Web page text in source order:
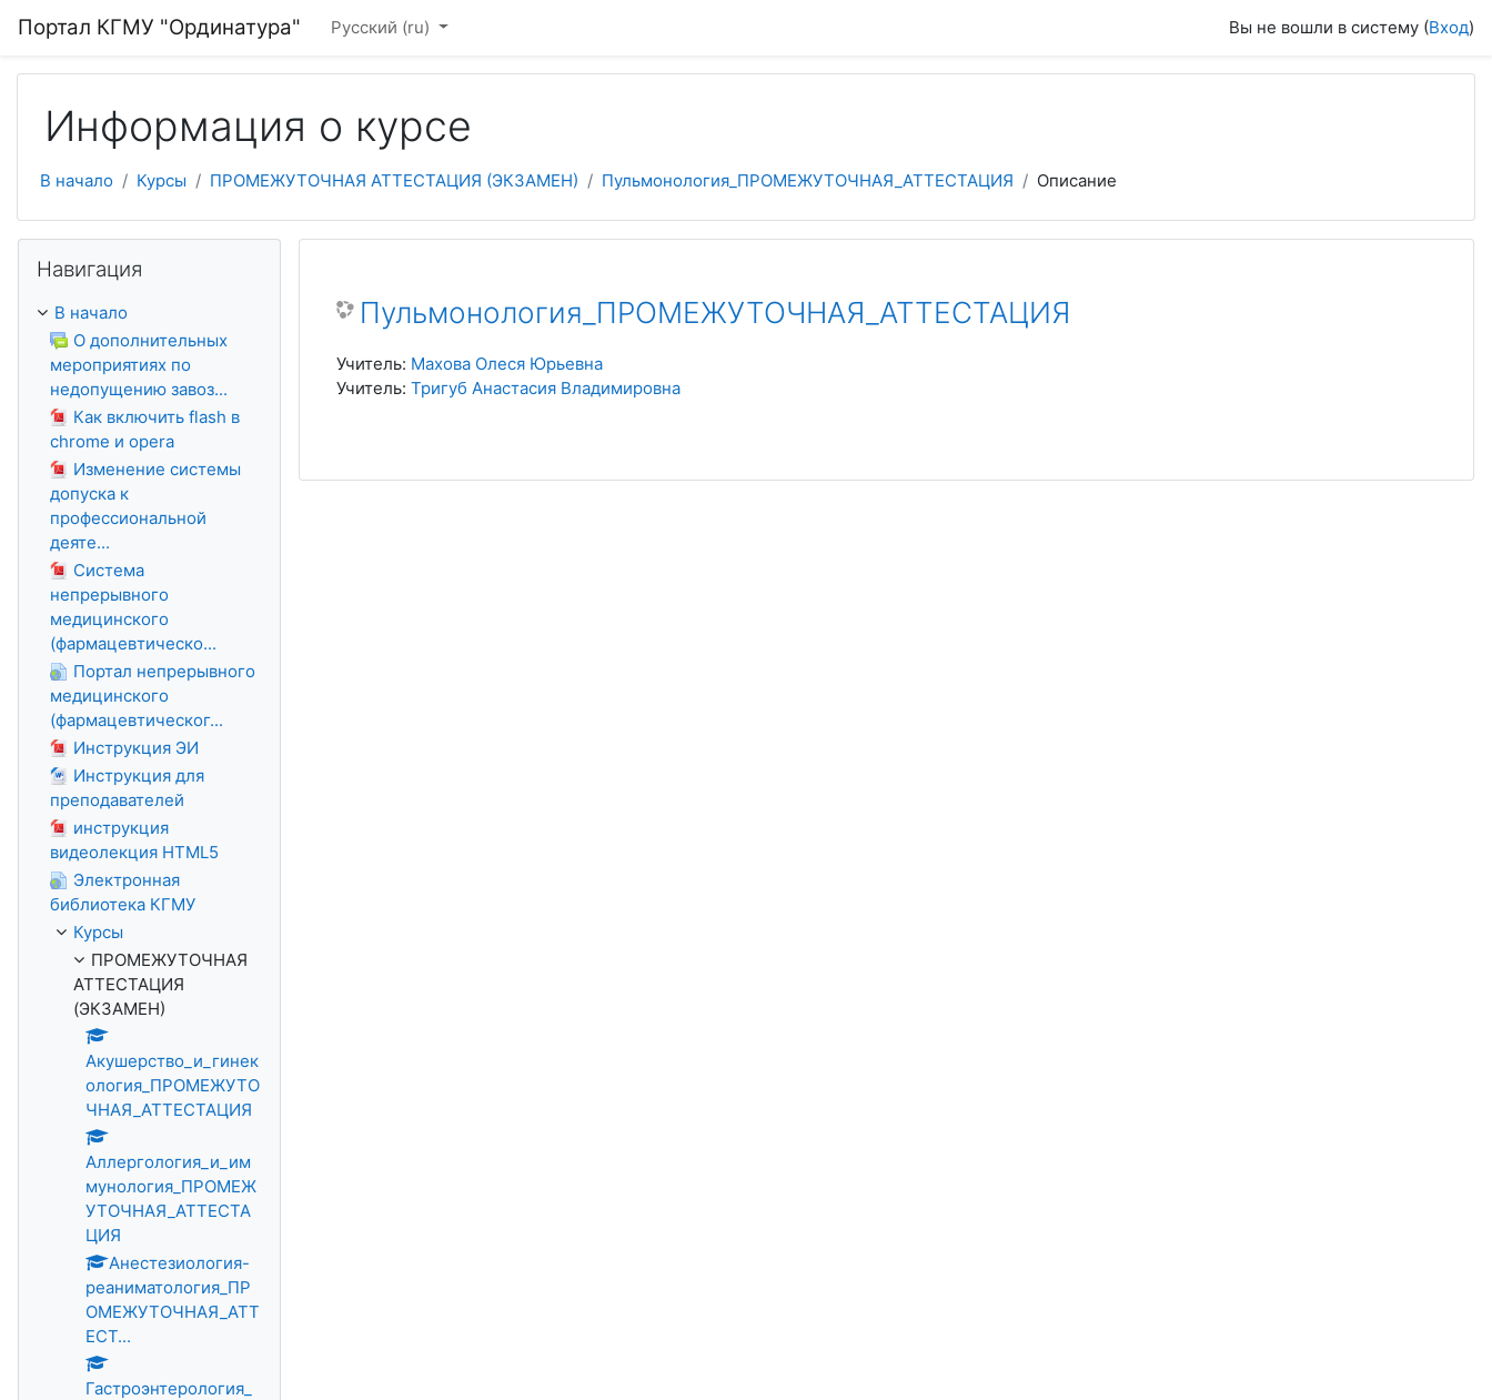
Портал КГМУ "Ординатура" Русский ‎(ru)‎ Вы не вошли в систему (Вход)
Информация о курсе
В начало Курсы ПРОМЕЖУТОЧНАЯ АТТЕСТАЦИЯ (ЭКЗАМЕН) Пульмонология_ПРОМЕЖУТОЧНАЯ_АТТЕСТАЦИЯ Описание
Пульмонология_ПРОМЕЖУТОЧНАЯ_АТТЕСТАЦИЯ
Учитель: Махова Олеся Юрьевна
Учитель: Тригуб Анастасия Владимировна
Навигация
В начало
О дополнительных
мероприятиях по
недопущению завоз...
Как включить flash в
chrome и opera
Изменение системы
допуска к
профессиональной
деяте...
Система
непрерывного
медицинского
(фармацевтическо...
Портал непрерывного
медицинского
(фармацевтическог...
Инструкция ЭИ
Инструкция для
преподавателей
инструкция
видеолекция HTML5
Электронная
библиотека КГМУ
Курсы
ПРОМЕЖУТОЧНАЯ
АТТЕСТАЦИЯ
(ЭКЗАМЕН)
Акушерство_и_гинек
ология_ПРОМЕЖУТО
ЧНАЯ_АТТЕСТАЦИЯ
Аллергология_и_им
мунология_ПРОМЕЖ
УТОЧНАЯ_АТТЕСТА
ЦИЯ
Анестезиология-
реаниматология_ПР
ОМЕЖУТОЧНАЯ_АТТ
ЕСТ...
Гастроэнтерология_